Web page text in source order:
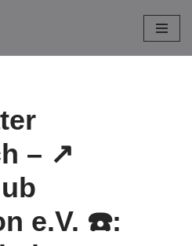
– ↗️
e.V. ☎️: